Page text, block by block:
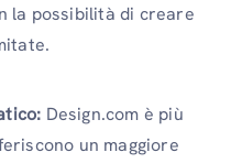
la possibilità di creare
Design.com è più
un maggiore